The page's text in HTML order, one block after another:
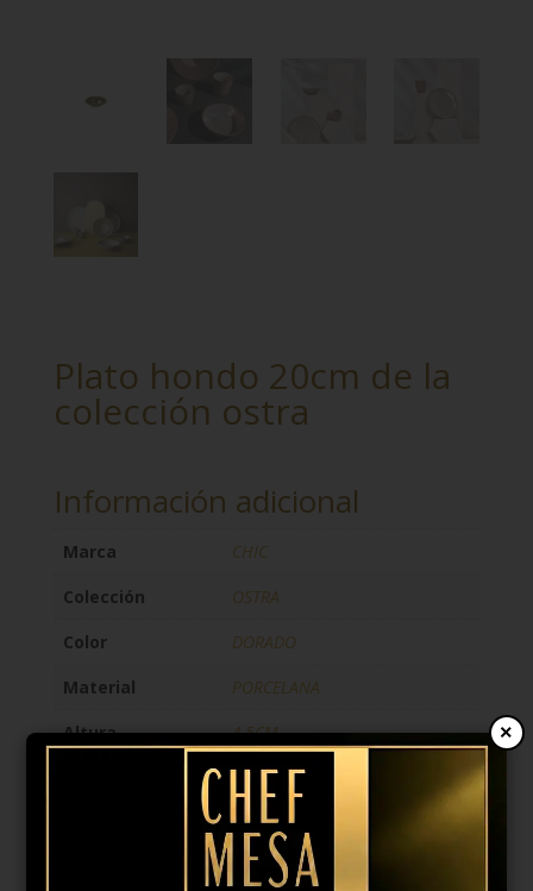
Plato hondo 20cm de la
colección ostra
Información adicional
Marca
CHIC
Colección
OSTRA
Color
DORADO
Material
PORCELANA
Altura
4,5CM
20CM
REDONDO
×